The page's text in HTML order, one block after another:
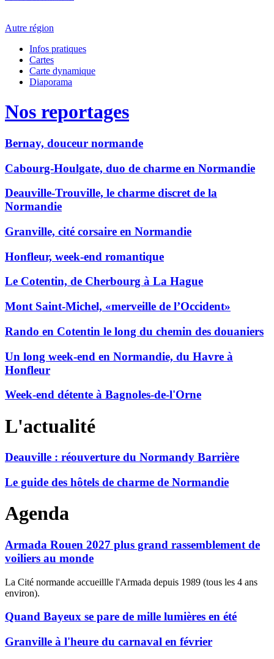
Autre région
Infos pratiques
Cartes
Carte dynamique
Diaporama
Nos reportages
Bernay, douceur normande
Cabourg-Houlgate, duo de charme en Normandie
Deauville-Trouville, le charme discret de la
Normandie
Granville, cité corsaire en Normandie
Honfleur, week-end romantique
Le Cotentin, de Cherbourg à La Hague
Mont Saint-Michel, «merveille de l’Occident»
Rando en Cotentin le long du chemin des douaniers
Un long week-end en Normandie, du Havre à
Honfleur
Week-end détente à Bagnoles-de-l'Orne
L'actualité
Deauville : réouverture du Normandy Barrière
Le guide des hôtels de charme de Normandie
Agenda
Armada Rouen 2027 plus grand rassemblement de
voiliers au monde
La Cité normande accueillle l'Armada depuis 1989 (tous les 4 ans
environ).
Quand Bayeux se pare de mille lumières en été
Granville à l'heure du carnaval en février